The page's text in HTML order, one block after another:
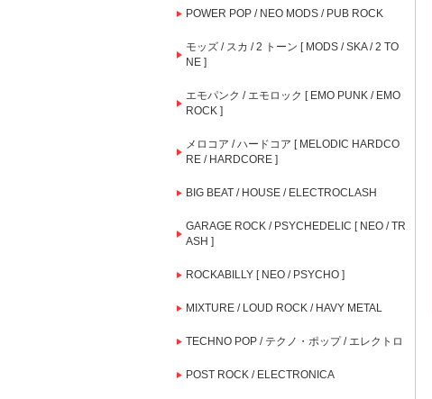
POWER POP / NEO MODS / PUB ROCK
モッズ / スカ / 2 トーン [ MODS / SKA / 2 TO
NE ]
エモパンク / エモロック [ EMO PUNK / EMO
ROCK ]
メロコア / ハードコア [ MELODIC HARDCO
RE / HARDCORE ]
BIG BEAT / HOUSE / ELECTROCLASH
GARAGE ROCK / PSYCHEDELIC [ NEO / TR
ASH ]
ROCKABILLY [ NEO / PSYCHO ]
MIXTURE / LOUD ROCK / HAVY METAL
TECHNO POP / テクノ・ポップ / エレクトロ
POST ROCK / ELECTRONICA